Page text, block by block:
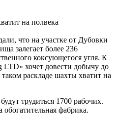
на полвека
что на участке от Дубовки
залегает более 236
коксующегося угля. К
LTD» хочет довести добычу до
раскладе шахты хватит на
трудиться 1700 рабочих.
фабрика.